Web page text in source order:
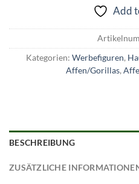
Add
Kategorien: Werbefiguren,
Affen/Gorillas,
BESCHREIBUNG
ZUSÄTZLICHE